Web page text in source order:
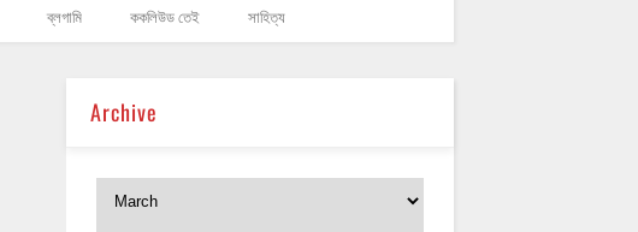
ব্লগামি ককলিউড তেই সাহিত্য
Archive